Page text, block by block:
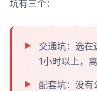
坑有三个：
交通坑：选在
1小时以上，
配套坑：没有